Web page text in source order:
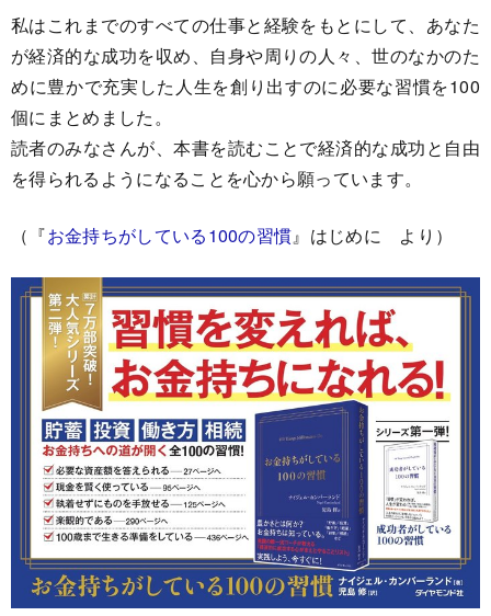
私はこれまでのすべての仕事と経験をもとにして、あなた
が経済的な成功を収め、自身や周りの人々、世のなかのた
めに豊かで充実した人生を創り出すのに必要な習慣を100
個にまとめました。
読者のみなさんが、本書を読むことで経済的な成功と自由
を得られるようになることを心から願っています。
（『お金持ちがしている100の習慣』はじめに より）